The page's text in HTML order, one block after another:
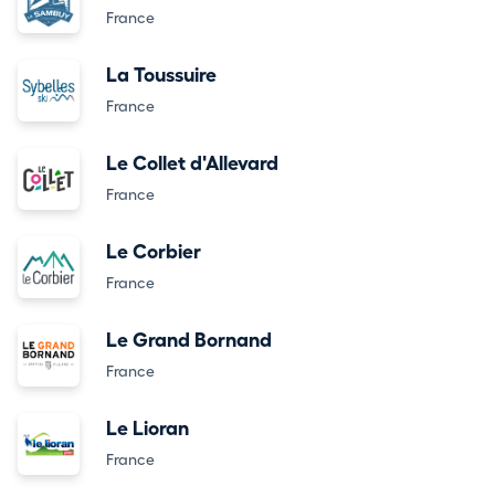
France
La Toussuire
France
Le Collet d'Allevard
France
Le Corbier
France
Le Grand Bornand
France
Le Lioran
France